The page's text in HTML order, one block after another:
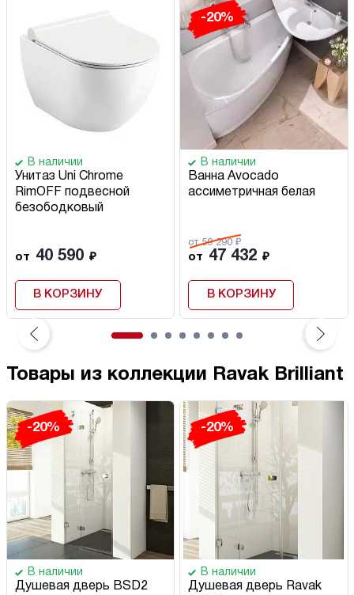
В наличии
Унитаз Uni Chrome
RimOFF подвесной
безободковый
от 40 590 ₽
В КОРЗИНУ
-20%
В наличии
Ванна Avocado
ассиметричная белая
от 59 290 ₽
от 47 432 ₽
В КОРЗИНУ
Товары из коллекции Ravak Brilliant
-20%
В наличии
Душевая дверь BSD2
-20%
В наличии
Душевая дверь Ravak